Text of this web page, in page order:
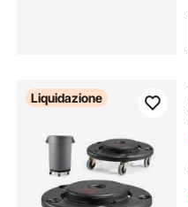
Liquidazione